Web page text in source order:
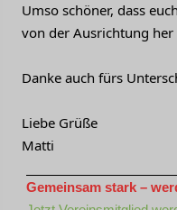
Umso schöner, dass
von der Ausrichtung
Danke auch fürs
Liebe Grüße
Matti
Gemeinsam stark –